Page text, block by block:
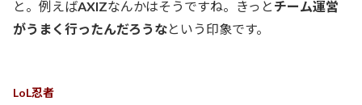
と。例えばAXIZなんかはそうですね。きっと チーム運営
がうまく行ったんだろうなという印象です。
LoL忍者